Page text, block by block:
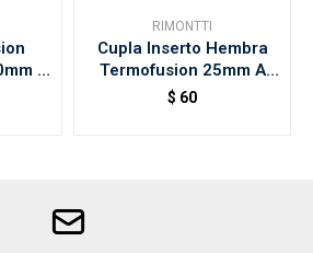
X
RIMONTTI
Cupla Inserto Hembra
Termofusion 25mm A
3/4 Rimontti
$ 60